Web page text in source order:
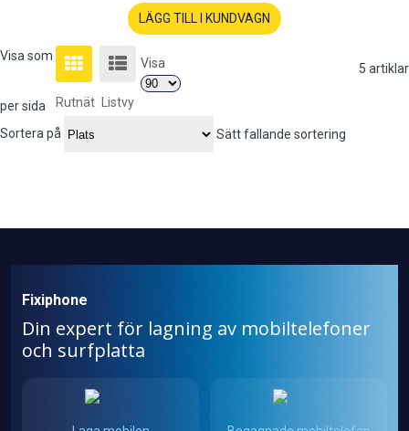
LÄGG TILL I KUNDVAGN
Visa som
Rutnät Listvy
5 artiklar
Visa
per sida
Sortera på
Sätt fallande sortering
Fixiphone
Din expert för lagning av mobiltelefoner
och surfplatta